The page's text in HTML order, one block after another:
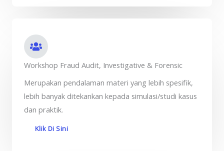
Workshop Fraud Audit, Investigative & Forensic
Merupakan pendalaman materi yang lebih spesifik,
lebih banyak ditekankan kepada simulasi/studi kasus
dan praktik.
Klik Di Sini